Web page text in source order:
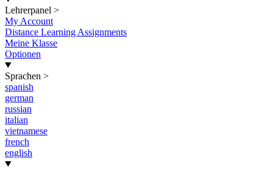
Lehrerpanel >
My Account
Distance Learning Assignments
Meine Klasse
Optionen
Sprachen >
spanish
german
russian
italian
vietnamese
french
english